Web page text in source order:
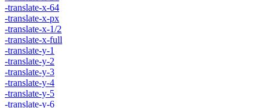
-translate-x-64
-translate-x-px
-translate-x-1/2
-translate-x-full
-translate-y-1
-translate-y-2
-translate-y-3
-translate-y-4
-translate-y-5
-translate-y-6